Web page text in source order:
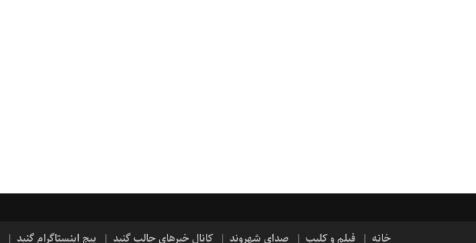
خانه فیلم و کلیپ صدای شهروند کانال خبرهای جالب گنبد پیج اینستاگرام گنبد